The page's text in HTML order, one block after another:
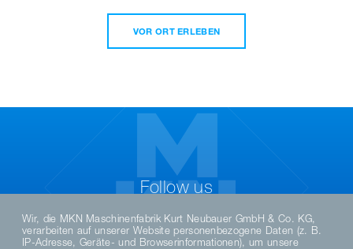
VOR ORT ERLEBEN
Follow us
Wir, die MKN Maschinenfabrik Kurt Neubauer GmbH & Co. KG,
verarbeiten auf unserer Website personenbezogene Daten (z. B.
IP-Adresse, Geräte- und Browserinformationen), um unsere